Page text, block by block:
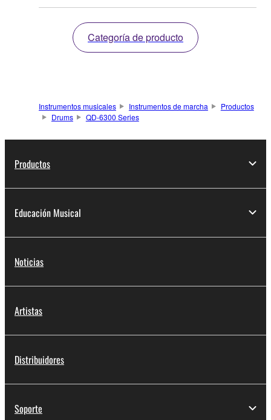
Categoría de producto
Instrumentos musicales Instrumentos de marcha
Productos
Drums
QD-6300 Series
Productos
Educación Musical
Noticias
Artistas
Distribuidores
Soporte